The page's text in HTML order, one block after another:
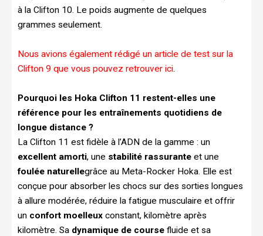
à la Clifton 10. Le poids augmente de quelques
grammes seulement.
Nous avions également rédigé un article de test sur la
Clifton 9 que vous pouvez retrouver ici.
Pourquoi les Hoka Clifton 11 restent-elles une
référence pour les entraînements quotidiens de
longue distance ?
La Clifton 11 est fidèle à l’ADN de la gamme : un
excellent amorti, une stabilité rassurante et une
foulée naturellegrâce au Meta-Rocker Hoka. Elle est
conçue pour absorber les chocs sur des sorties longues
à allure modérée, réduire la fatigue musculaire et offrir
un confort moelleux constant, kilomètre après
kilomètre. Sa dynamique de course fluide et sa